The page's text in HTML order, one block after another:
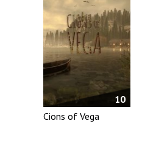
10
Cions of Vega